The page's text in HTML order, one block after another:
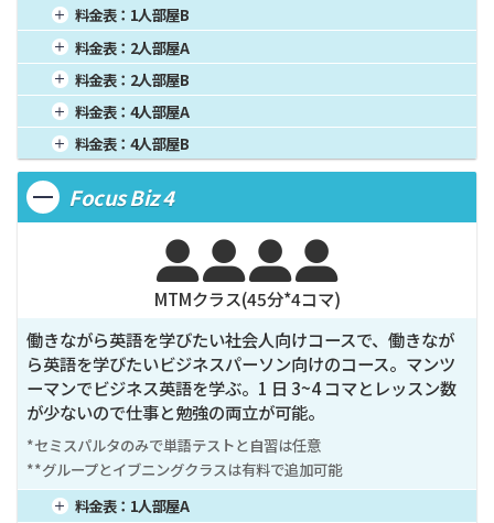
1週間
81,250
2週間
150,000
3週間
206,250
4週間
8週間
500,000
12週間
750,000
20週間
1,250,000
24週間
1,500,000
料金表： 1人部屋B
1週間
79,625
2週間
147,000
3週間
202,125
8週間
490,000
12週間
735,000
20週間
1,225,000
24週間
1,470,000
料金表： 2人部屋A
1週間
65,000
2週間
120,000
3週間
165,000
4週間
8週間
400,000
12週間
600,000
20週間
1,000,000
24週間
1,200,000
料金表： 2人部屋B
1週間
63,375
2週間
117,000
3週間
160,875
8週間
390,000
12週間
585,000
20週間
975,000
24週間
1,170,000
料金表： 4人部屋A
1週間
58,500
2週間
108,000
3週間
148,500
4週間
8週間
360,000
20週間
900,000
料金表： 4人部屋B
1週間
56,875
2週間
105,000
3週間
144,375
4週間
175,000
12週間
525,000
16週間
700,000
24週間
1,050,000
Focus Biz 4

MTMクラス(45分*4コマ)
働きながら英語を学びたい社会人向けコースで、働きなが
ら英語を学びたいビジネスパーソン向けのコース。マンツ
ーマンでビジネス英語を学ぶ。1 日 3~4 コマとレッスン数
が少ないので仕事と勉強の両立が可能。
*セミスパルタのみで単語テストと自習は任意
**グループとイブニングクラスは有料で追加可能
料金表： 1人部屋A